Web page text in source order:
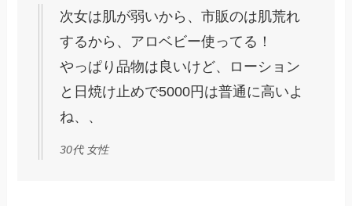
次女は肌が弱いから、市販のは肌荒れ
するから、アロベビー使ってる！
やっぱり品物は良いけど、ローション
と日焼け止めで5000円は普通に高いよ
ね、、
30代 女性